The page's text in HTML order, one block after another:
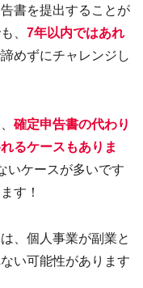
書を提出することが
、 7年以内ではあれ
めずにチャレンジし
確定申告書の代わり
るケースもありま
いケースが多いです
す！
、個人事業が副業と
い可能性があります